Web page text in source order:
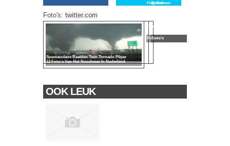
Foto's: twitter.com
Spectaculaire Beelden Twin Tornado Pilger
Hagelbui
De
Roparun
Noodweer
Nederland
Foto's
12 Foto's Van Het Noodweer In Nederland
OOK LEUK